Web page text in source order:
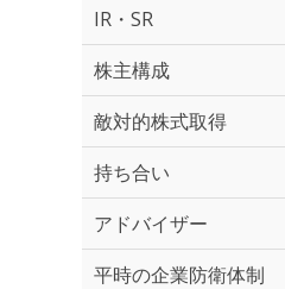
IR・SR
株主構成
敵対的株式取得
持ち合い
アドバイザー
平時の企業防衛体制